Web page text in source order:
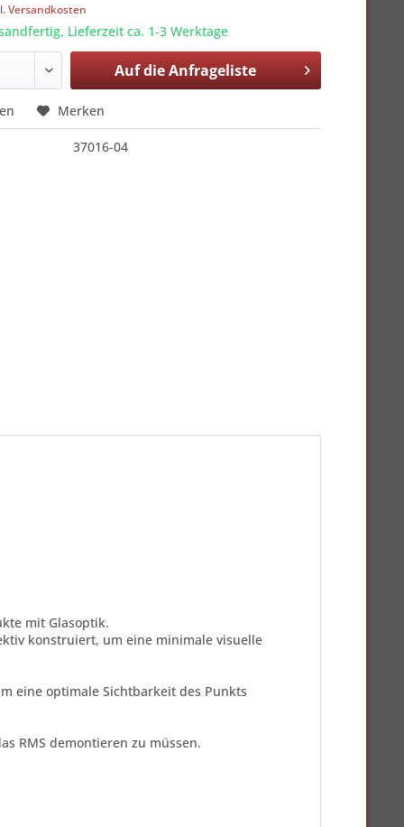
Versandkosten
Lieferzeit ca. 1-3 Werktage
Auf dieAnfrageliste
Merken
37016-04
mit Glasoptik.
konstruiert, um eine minimale visuelle
eine optimale Sichtbarkeit des Punkts
RMS demontieren zu müssen.